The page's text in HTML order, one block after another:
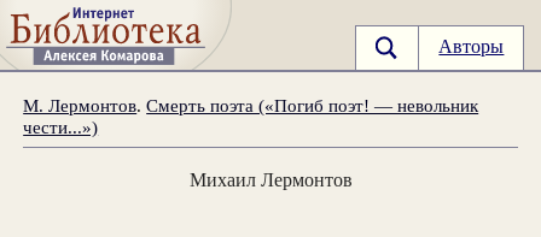
Авторы
М. Лермонтов.Смерть поэта («Погиб поэт! — невольник
чести...»)
Михаил Лермонтов